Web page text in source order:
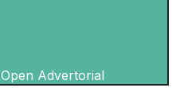
Open Advertorial